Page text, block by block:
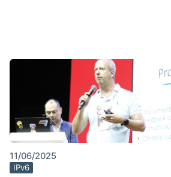
11/06/2025
IPv6